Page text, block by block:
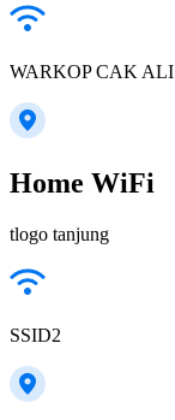
WARKOP CAK ALI
Home WiFi
tlogo tanjung
SSID2